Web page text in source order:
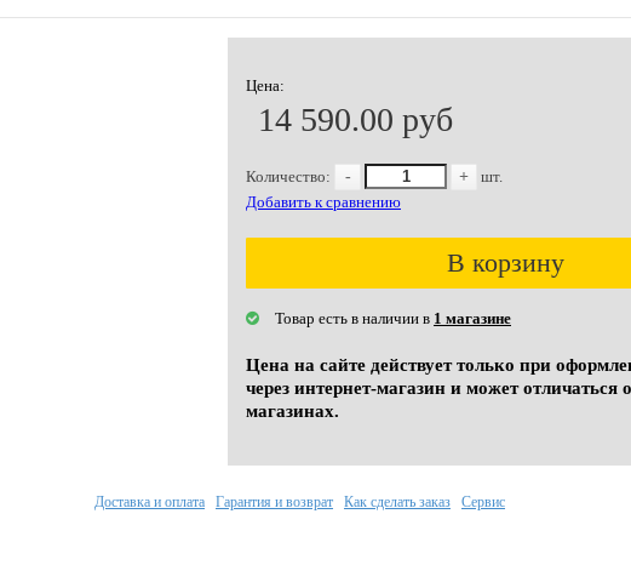
Цена:
14 590.00 руб
Количество: - +
шт.
Добавить к сравнению
В корзину
Товар есть в наличии в 1 магазине
Цена на сайте действует только при
через интернет-магазин и может отличаться
магазинах.
Доставка и оплата Гарантия и возврат Как сделать заказ Сервис